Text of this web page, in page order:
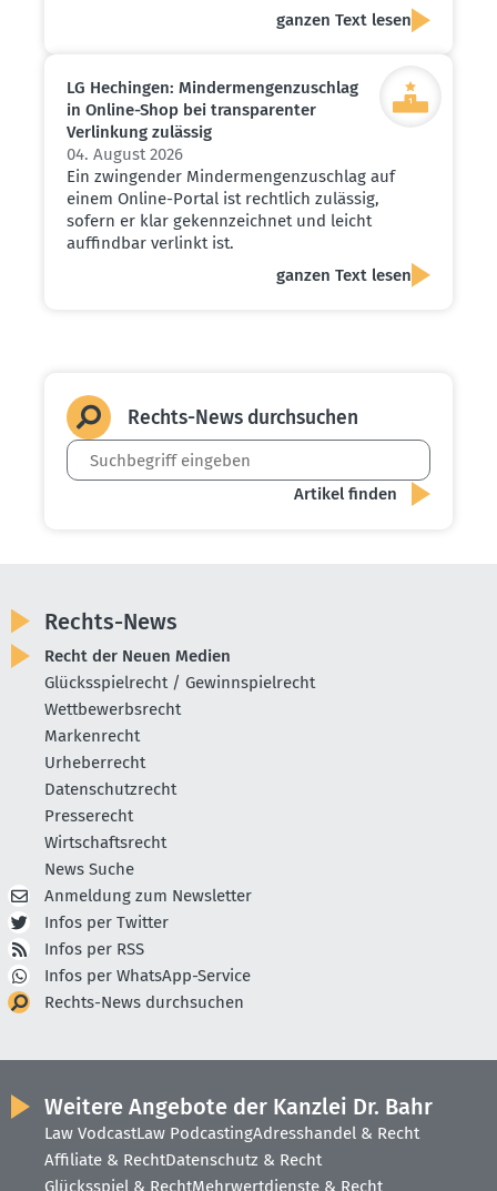
ganzen Text lesen
LG Hechingen: Minder­men­gen­zu­schlag
in Online-Shop bei trans­pa­renter
Verlinkung zulässig
04. August 2026
Ein zwingender Mindermengenzuschlag auf
einem Online-Portal ist rechtlich zulässig,
sofern er klar gekennzeichnet und leicht
auffindbar verlinkt ist.
ganzen Text lesen
Rechts-News durch­suchen
Rechts-News
Recht der Neuen Medien
Glücksspielrecht / Gewinnspielrecht
Wettbewerbsrecht
Markenrecht
Urheberrecht
Datenschutzrecht
Presserecht
Wirtschaftsrecht
News Suche
Anmeldung zum Newsletter
Infos per Twitter
Infos per RSS
Infos per WhatsApp-Service
Rechts-News durchsuchen
Weitere Angebote der Kanzlei Dr. Bahr
Law VodcastLaw PodcastingAdresshandel & Recht
Affiliate & RechtDatenschutz & Recht
Glücksspiel & RechtMehrwertdienste & Recht